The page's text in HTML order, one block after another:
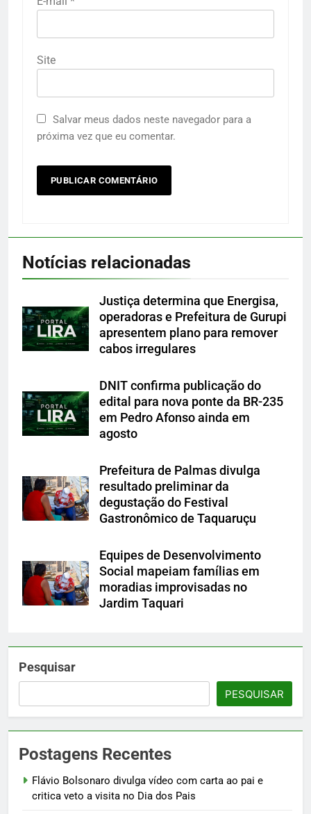
Site
Salvar meus dados neste navegador para a
próxima vez que eu comentar.
Notícias relacionadas
Justiça determina que Energisa,
operadoras e Prefeitura de Gurupi
apresentem plano para remover
cabos irregulares
DNIT confirma publicação do
edital para nova ponte da BR-235
em Pedro Afonso ainda em
agosto
Prefeitura de Palmas divulga
resultado preliminar da
degustação do Festival
Gastronômico de Taquaruçu
Equipes de Desenvolvimento
Social mapeiam famílias em
moradias improvisadas no
Jardim Taquari
Pesquisar
PESQUISAR
Postagens Recentes
Flávio Bolsonaro divulga vídeo com carta ao pai e
critica veto a visita no Dia dos Pais